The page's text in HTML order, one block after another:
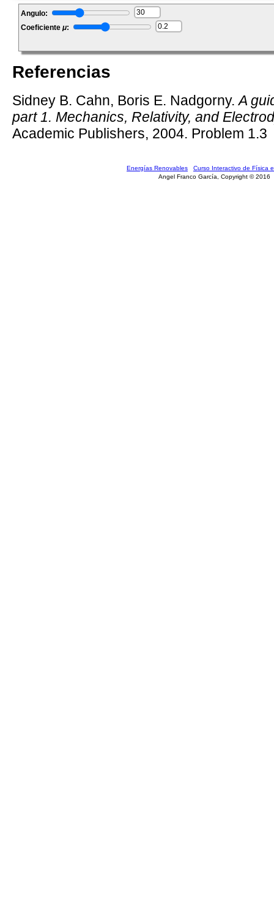
Angulo:
Coeficiente μ:
Referencias
Sidney B. Cahn, Boris E. Nadgorny.A
part 1. Mechanics, Relativity, and
Academic Publishers, 2004. Problem 1.3
Energías Renovables
Curso Interactivo de Física
Angel Franco García, Copyright © 2016